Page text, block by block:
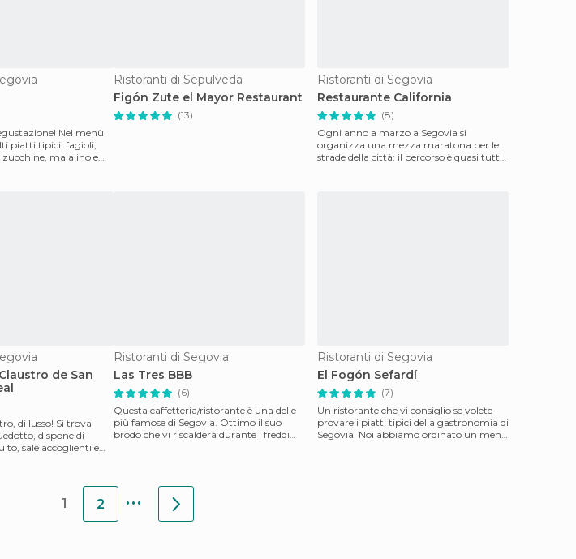
Nel menù
piatti tipici: fagioli,
maialino e
Ristoranti di Sepulveda
Figón Zute el Mayor Restaurant
(13)
Ristoranti di Segovia
Restaurante California
(8)
Ogni anno a marzo a Segovia si
organizza una mezza maratona per le
strade della città: il percorso è quasi tutto
de San
di lusso! Si trova
dispone di
sale accoglienti e
Ristoranti di Segovia
Las Tres BBB
(6)
Questa caffetteria/ristorante è una delle
più famose di Segovia. Ottimo il suo
brodo che vi riscalderà durante i freddi
Ristoranti di Segovia
El Fogón Sefardí
(7)
Un ristorante che vi consiglio se volete
provare i piatti tipici della gastronomia di
Segovia. Noi abbiamo ordinato un menù
1 2 ...